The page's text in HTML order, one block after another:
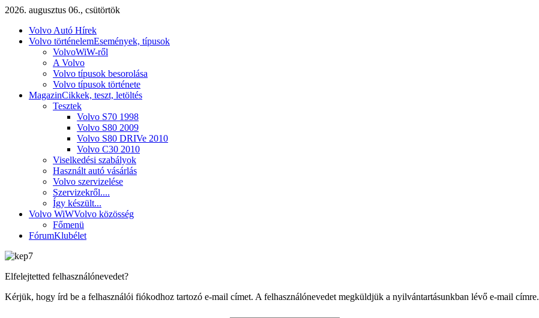
2026. augusztus 06., csütörtök
Volvo Autó Hírek
Volvo történelemEsemények, típusok
VolvoWiW-ről
A Volvo
Volvo típusok besorolása
Volvo típusok története
MagazinCikkek, teszt, letöltés
Tesztek
Volvo S70 1998
Volvo S80 2009
Volvo S80 DRIVe 2010
Volvo C30 2010
Viselkedési szabályok
Használt autó vásárlás
Volvo szervizelése
Szervizekről....
Így készült...
Volvo WiWVolvo közösség
Főmenü
FórumKlubélet
Elfelejtetted felhasználónevedet?
Kérjük, hogy írd be a felhasználói fiókodhoz tartozó e-mail címet. A felhasználónevedet megküldjük a nyilvántartásunkban lévő e-mail címre.